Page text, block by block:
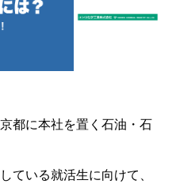
都に本社を置く石油・石
ている就活生に向けて、